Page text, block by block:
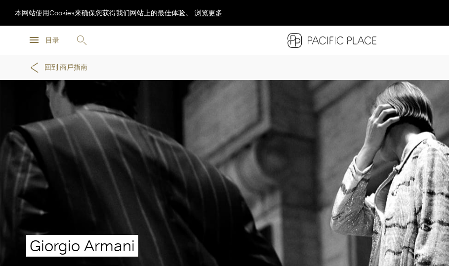
目录
本网站使用Cookies来确保您获得我们网站上的最佳体验。 浏览更多
回到 商戶指南
Giorgio Armani